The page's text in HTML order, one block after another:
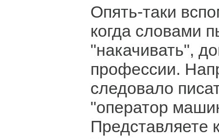
Опять-таки
когда словами
"накачивать",
профессии.
следовало
"оператор
Представляете